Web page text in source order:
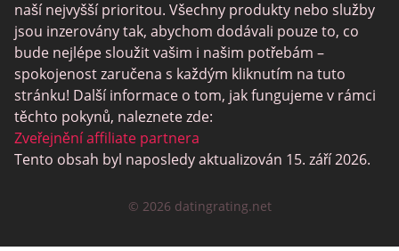
Černé Datování Lokalit
SugarDaddyMeet
LatinAmericanCupid
CatholicMatch
naší nejvyšší prioritou. Všechny produkty nebo služby
jsou inzerovány tak, abychom dodávali pouze to, co
bude nejlépe sloužit vašim i našim potřebám –
spokojenost zaručena s každým kliknutím na tuto
stránku! Další informace o tom, jak fungujeme v rámci
těchto pokynů, naleznete zde:
Zveřejnění affiliate partnera
Tento obsah byl naposledy aktualizován 15. září 2026.
© 2026 datingrating.net